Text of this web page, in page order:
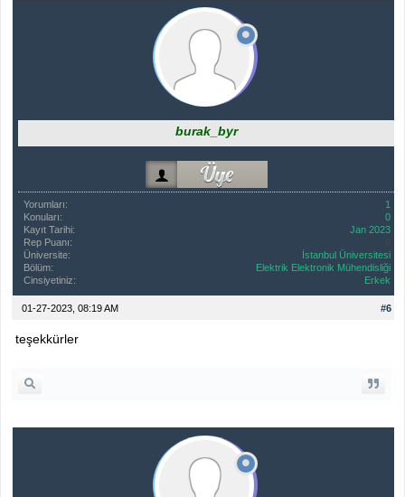
burak_byr
Yorumları:
1
Konuları:
0
Kayıt Tarihi:
Jan 2023
Rep Puanı:
Üniversite:
İstanbul Üniversitesi
Bölüm:
Elektrik Elektronik Mühendisliği
Cinsiyetiniz:
Erkek
#6
01-27-2023, 08:19 AM
teşekkürler